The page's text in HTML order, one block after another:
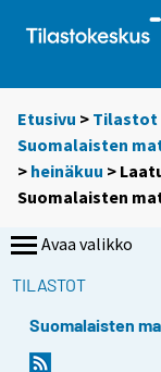
Etusivu > Tilastot
Suomalaisten
> heinäkuu >
Suomalaisten
Avaa valikko
TILASTOT
Suomalaisten